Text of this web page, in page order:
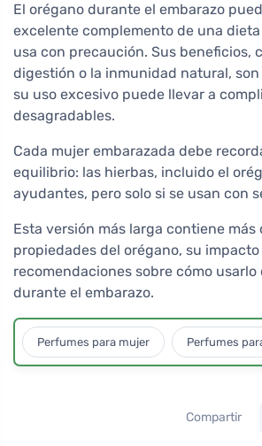
El orégano durante el embarazo
excelente complemento de una
usa con precaución. Sus beneficios,
digestión o la inmunidad natural,
su uso excesivo puede llevar a
desagradables.
Cada mujer embarazada debe
equilibrio: las hierbas, incluido el
ayudantes, pero solo si se usan con
Esta versión más larga contiene más
propiedades del orégano, su
recomendaciones sobre cómo usarlo
durante el embarazo.
Perfumes para mujer Perfumes
Compartir